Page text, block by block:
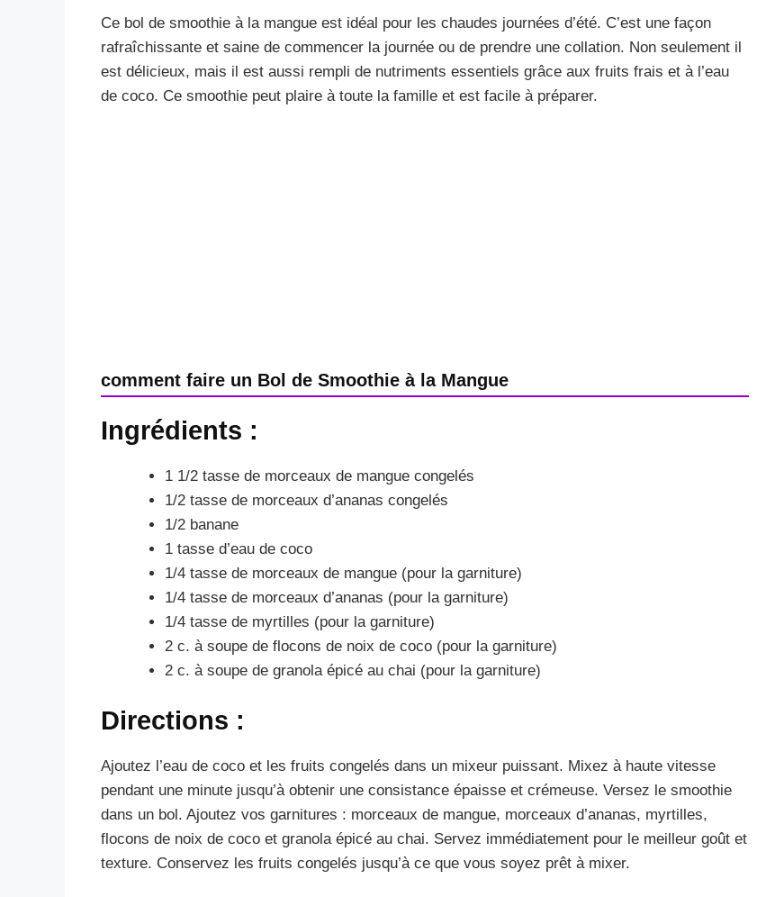
Ce bol de smoothie à la mangue est idéal pour les chaudes journées d’été. C’est une façon
rafraîchissante et saine de commencer la journée ou de prendre une collation. Non seulement il
est délicieux, mais il est aussi rempli de nutriments essentiels grâce aux fruits frais et à l’eau
de coco. Ce smoothie peut plaire à toute la famille et est facile à préparer.
comment faire un Bol de Smoothie à la Mangue
Ingrédients :
1 1/2 tasse de morceaux de mangue congelés
1/2 tasse de morceaux d’ananas congelés
1/2 banane
1 tasse d’eau de coco
1/4 tasse de morceaux de mangue (pour la garniture)
1/4 tasse de morceaux d’ananas (pour la garniture)
1/4 tasse de myrtilles (pour la garniture)
2 c. à soupe de flocons de noix de coco (pour la garniture)
2 c. à soupe de granola épicé au chai (pour la garniture)
Directions :
Ajoutez l’eau de coco et les fruits congelés dans un mixeur puissant. Mixez à haute vitesse
pendant une minute jusqu’à obtenir une consistance épaisse et crémeuse. Versez le smoothie
dans un bol. Ajoutez vos garnitures : morceaux de mangue, morceaux d’ananas, myrtilles,
flocons de noix de coco et granola épicé au chai. Servez immédiatement pour le meilleur goût et
texture. Conservez les fruits congelés jusqu’à ce que vous soyez prêt à mixer.